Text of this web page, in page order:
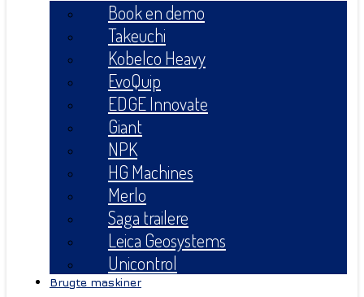
Book en demo
Takeuchi
Kobelco Heavy
EvoQuip
EDGE Innovate
Giant
NPK
HG Machines
Merlo
Saga trailere
Leica Geosystems
Unicontrol
Brugte maskiner